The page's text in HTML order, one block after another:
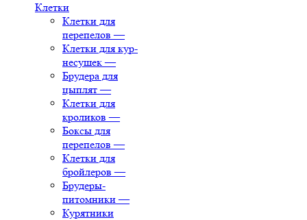
Клетки
Клетки для
перепелов —
Клетки для кур-
несушек —
Брудера для
цыплят —
Клетки для
кроликов —
Боксы для
перепелов —
Клетки для
бройлеров —
Брудеры-
питомники —
Курятники